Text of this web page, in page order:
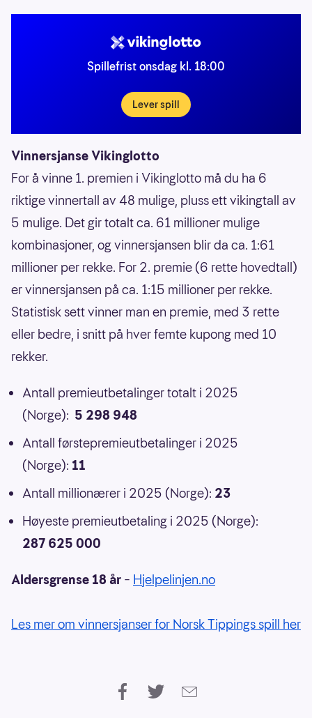
Spillefrist onsdag kl. 18:00
Lever spill
Vinnersjanse Vikinglotto
For å vinne 1. premien i Vikinglotto må du ha 6
riktige vinnertall av 48 mulige, pluss ett vikingtall av
5 mulige. Det gir totalt ca. 61 millioner mulige
kombinasjoner, og vinnersjansen blir da ca. 1:61
millioner per rekke. For 2. premie (6 rette hovedtall)
er vinnersjansen på ca. 1:15 millioner per rekke.
Statistisk sett vinner man en premie, med 3 rette
eller bedre, i snitt på hver femte kupong med 10
rekker.
Antall premieutbetalinger totalt i 2025
(Norge): 5 298 948
Antall førstepremieutbetalinger i 2025
(Norge): 11
Antall millionærer i 2025 (Norge): 23
Høyeste premieutbetaling i 2025 (Norge):
287 625 000
Aldersgrense 18 år – Hjelpelinjen.no
Les mer om vinnersjanser for Norsk Tippings spill her